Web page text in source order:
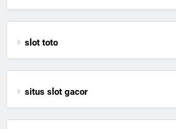
slot toto
situs slot gacor